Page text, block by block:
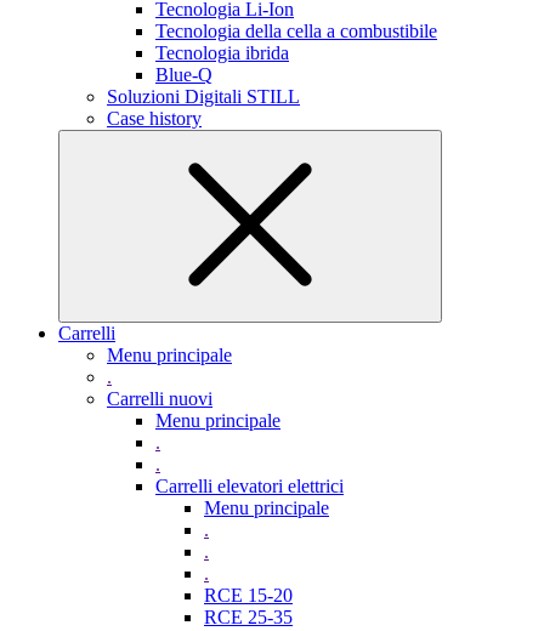
Tecnologia Li-Ion
Tecnologia della cella a combustibile
Tecnologia ibrida
Blue-Q
Soluzioni Digitali STILL
Case history
Carrelli
Menu principale
.
Carrelli nuovi
Menu principale
.
.
Carrelli elevatori elettrici
Menu principale
.
.
.
RCE 15-20
RCE 25-35